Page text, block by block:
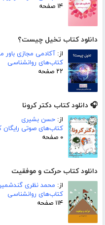
۱۴ صفحه
دانلود کتاب تخیل چیست؟
از: آکادمی مجازی باور
کتاب‌های روانشناسی
۲۲ صفحه
🎧 دانلود کتاب دکتر کرونا
از: حسن بشیری
کتاب‌های صوتی رایگان
۰ صفحه
دانلود کتاب حرکت و موفقیت
از: محمد نظری
کتاب‌های روانشناسی
۱۱۴ صفحه